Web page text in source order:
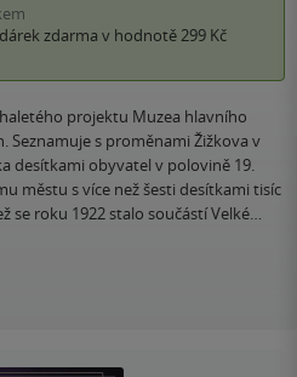
dárek zdarma v hodnotě 299 Kč
projektu Muzea hlavního
Seznamuje s proměnami Žižkova v
desítkami obyvatel v polovině 19.
městu s více než šesti desítkami tisíc
se roku 1922 stalo součástí Velké…